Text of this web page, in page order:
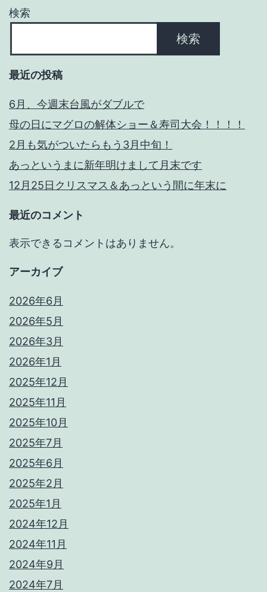
す
ね。
検索
検索
最近の投稿
6月、今週末台風がダブルで
母の日にマグロの解体ショー＆寿司大会！！！！
2月も気がついたらもう3月中旬！
あっというまに新年明けまして月末です
12月25日クリスマス＆あっという間に年末に
最近のコメント
表示できるコメントはありません。
アーカイブ
2026年6月
2026年5月
2026年3月
2026年1月
2025年12月
2025年11月
2025年10月
2025年7月
2025年6月
2025年2月
2025年1月
2024年12月
2024年11月
2024年9月
2024年7月